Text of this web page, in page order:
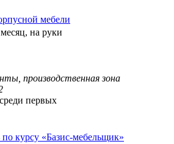
мебели
на руки
производственная зона
первых
курсу «Базис-мебельщик»